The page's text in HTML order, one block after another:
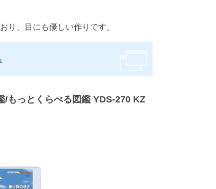
り、目にも優しい作りです。
/もっとくらべる図鑑 YDS-270 KZ